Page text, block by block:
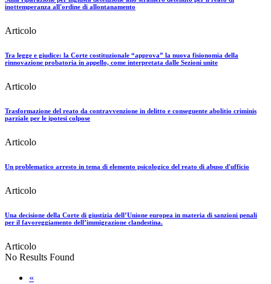
inottemperanza all'ordine di allontanamento
Articolo
Tra legge e giudice: la Corte costituzionale “approva” la nuova fisionomia della
rinnovazione probatoria in appello, come interpretata dalle Sezioni unite
Articolo
Trasformazione del reato da contravvenzione in delitto e conseguente abolitio criminis
parziale per le ipotesi colpose
Articolo
Un problematico arresto in tema di elemento psicologico del reato di abuso d'ufficio
Articolo
Una decisione della Corte di giustizia dell’Unione europea in materia di sanzioni penali
per il favoreggiamento dell’immigrazione clandestina.
Articolo
No Results Found
«